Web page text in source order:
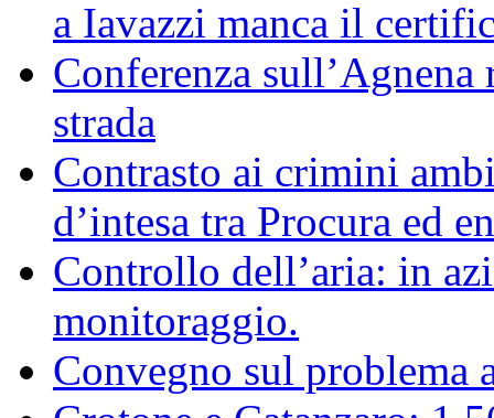
a Iavazzi manca il
Conferenza
strada
Contrasto ai crimini
d’intesa tra Procura ed
Controllo dell’aria: in
monitoraggio.
Convegno sul problema